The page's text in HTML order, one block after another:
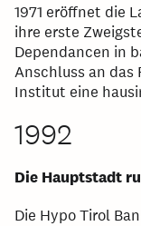
1971 eröffnet die
ihre erste
Dependancen in
Anschluss an das
Institut eine
1992
Die Hauptstadt
Die Hypo Tirol